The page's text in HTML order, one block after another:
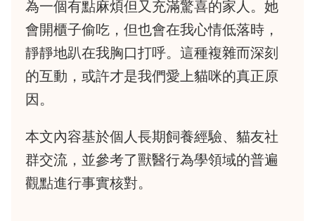
為一個有點麻煩但又充滿驚喜的家人。她
會開櫃子偷吃，但也會在我心情低落時，
靜靜地趴在我胸口打呼。這種複雜而深刻
的互動，或許才是我們愛上貓咪的真正原
因。
本文內容基於個人長期飼養經驗、貓友社
群交流，並參考了獸醫行為學領域的普遍
觀點進行事實核對。